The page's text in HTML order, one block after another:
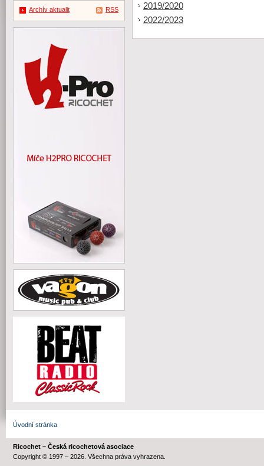
2019/2020
2022/2023
Archív aktualit RSS
Úvodní stránka
Ricochet – Česká ricochetová asociace
Copyright © 1997 – 2026. Všechna práva vyhrazena.